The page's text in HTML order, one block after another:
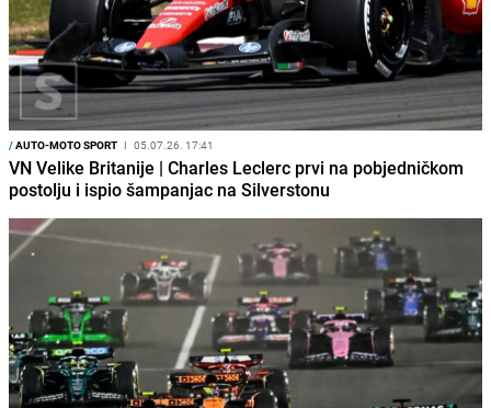
/AUTO-MOTO SPORT I 05.07.26. 17:41
VN Velike Britanije | Charles Leclerc prvi na pobjedničkom
postolju i ispio šampanjac na Silverstonu